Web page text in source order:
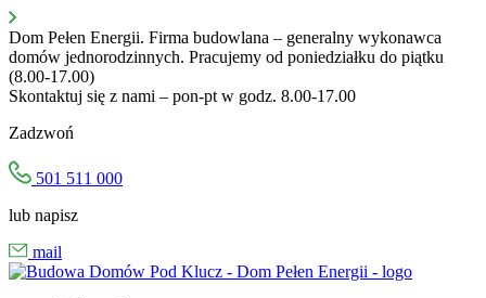
Przejdź
do
treści
Dom Pełen Energii. Firma budowlana – generalny wykonawca
domów jednorodzinnych. Pracujemy od poniedziałku do piątku
(8.00-17.00)
Skontaktuj się z nami – pon-pt w godz. 8.00-17.00
Zadzwoń
501 511 000
lub napisz
mail